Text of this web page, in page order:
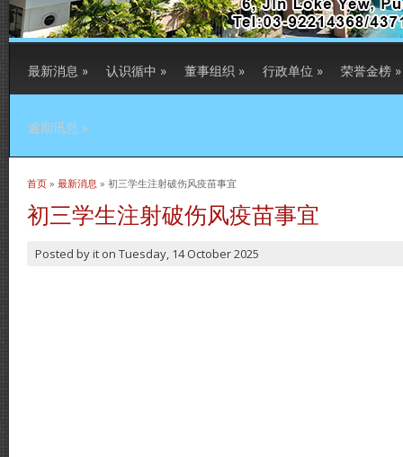
最新消息 » 认识循中 » 董事组织 » 行政单位 » 荣誉金榜 »
逾期讯息 »
当前位置
首页 » 最新消息 » 初三学生注射破伤风疫苗事宜
初三学生注射破伤风疫苗事宜
Posted byit on Tuesday, 14 October 2025